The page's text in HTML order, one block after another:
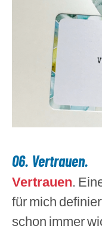
06. Vertrauen.
Vertrauen .
für mich
schon immer